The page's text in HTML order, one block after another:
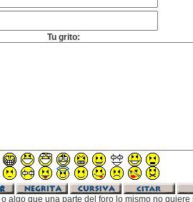
Tu grito:
que una parte del foro lo mismo no